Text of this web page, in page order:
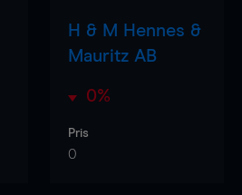
H & M Hennes &
Mauritz AB
0%
Pris
0